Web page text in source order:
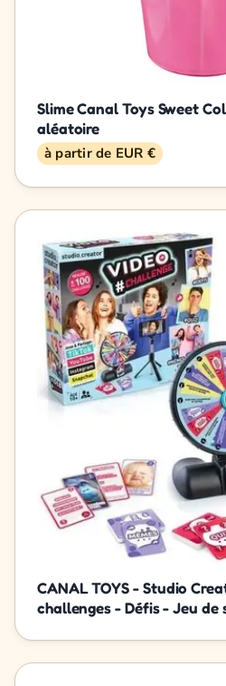
Slime Canal Toys Sweet
aléatoire
à partir de EUR €
CANAL TOYS - Studio
challenges - Défis - Jeu de